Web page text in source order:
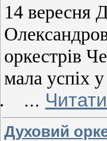
14 вересня
оркестрів
мала успіх
...
Духовий